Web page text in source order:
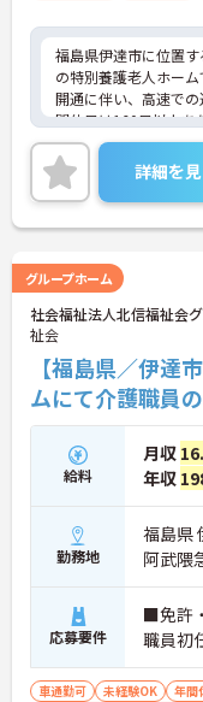
福島県伊達市に位置
の特別養護老人ホー
開通に伴い、高速で
間休日は160日以上あ
能です。保育料無料
も安心です。ご興味の
トなど、さらに詳細
にご相談ください！
詳細を
グループホーム
社会福祉法人北信福祉会
祉会
【福島県／伊達
ムにて介護職員
給料
月収
年収
勤務地
福島県
阿武隈
応募要件
■免許
職員初
車通勤可 未経験OK 年間